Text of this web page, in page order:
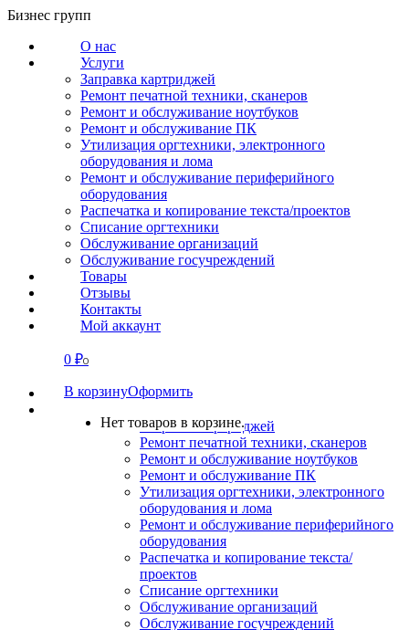
Перейти
содержанию
Бизнес групп
О нас
Услуги
Заправка картриджей
Ремонт печатной техники, сканеров
Ремонт и обслуживание ноутбуков
Ремонт и обслуживание ПК
Утилизация оргтехники, электронного
оборудования и лома
Ремонт и обслуживание периферийного
оборудования
Распечатка и копирование текста/проектов
Списание оргтехники
Обслуживание организаций
Обслуживание госучреждений
Товары
Отзывы
Контакты
Мой аккаунт
0 ₽0
В корзинуОформить
Нет товаров в корзине.
СВЯЗАТЬСЯ
О нас
Заправка картриджей
Ремонт печатной техники, сканеров
Ремонт и обслуживание ноутбуков
Ремонт и обслуживание ПК
Утилизация оргтехники, электронного
оборудования и лома
Ремонт и обслуживание периферийного
оборудования
Распечатка и копирование текста/
проектов
Списание оргтехники
Обслуживание организаций
Обслуживание госучреждений